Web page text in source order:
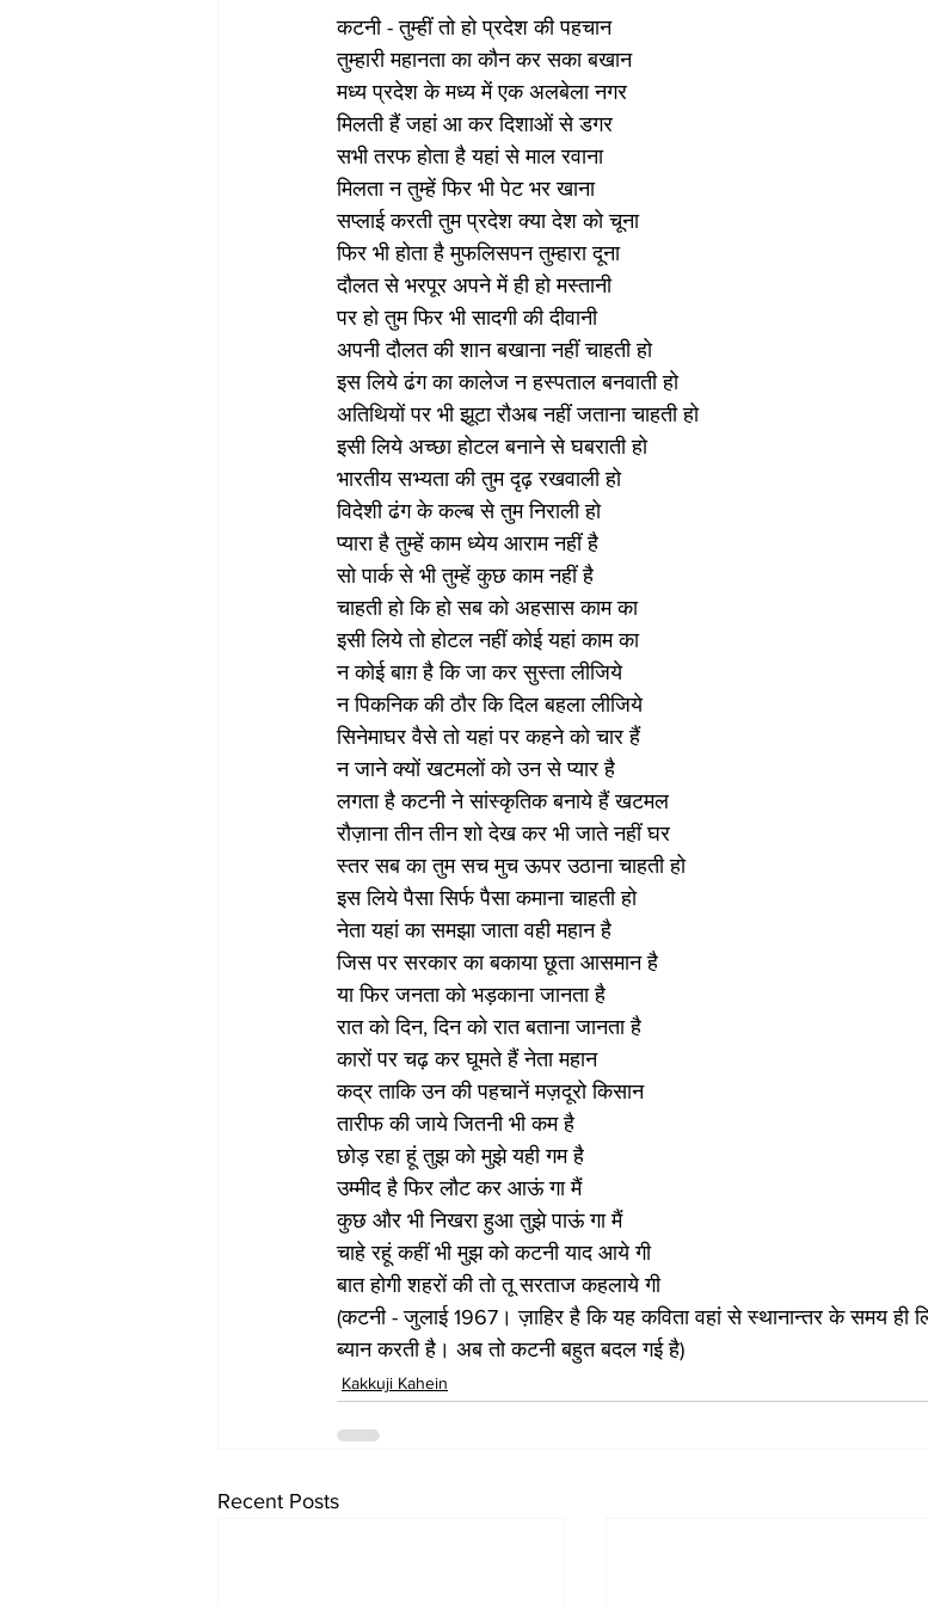
कटनी - तुम्हीं तो हो प्रदेश की पहचान
तुम्हारी महानता का कौन कर सका बखान
मध्य प्रदेश के मध्य में एक अलबेला नगर
मिलती हैं जहां आ कर दिशाओं से डगर
सभी तरफ होता है यहां से माल रवाना
मिलता न तुम्हें फिर भी पेट भर खाना
सप्लाई करती तुम प्रदेश क्या देश को चूना
फिर भी होता है मुफलिसपन तुम्हारा दूना
दौलत से भरपूर अपने में ही हो मस्तानी
पर हो तुम फिर भी सादगी की दीवानी
अपनी दौलत की शान बखाना नहीं चाहती हो
इस लिये ढंग का कालेज न हस्पताल बनवाती हो
अतिथियों पर भी झूटा रौअब नहीं जताना चाहती हो
इसी लिये अच्छा होटल बनाने से घबराती हो
भारतीय सभ्यता की तुम दृढ़ रखवाली हो
विदेशी ढंग के कल्ब से तुम निराली हो
प्यारा है तुम्हें काम ध्येय आराम नहीं है
सो पार्क से भी तुम्हें कुछ काम नहीं है
चाहती हो कि हो सब को अहसास काम का
इसी लिये तो होटल नहीं कोई यहां काम का
न कोई बाग़ है कि जा कर सुस्ता लीजिये
न पिकनिक की ठौर कि दिल बहला लीजिये
सिनेमाघर वैसे तो यहां पर कहने को चार हैं
न जाने क्यों खटमलों को उन से प्यार है
लगता है कटनी ने सांस्कृतिक बनाये हैं खटमल
रौज़ाना तीन तीन शो देख कर भी जाते नहीं घर
स्तर सब का तुम सच मुच ऊपर उठाना चाहती हो
इस लिये पैसा सिर्फ पैसा कमाना चाहती हो
नेता यहां का समझा जाता वही महान है
जिस पर सरकार का बकाया छूता आसमान है
या फिर जनता को भड़काना जानता है
रात को दिन, दिन को रात बताना जानता है
कारों पर चढ़ कर घूमते हैं नेता महान
कद्र ताकि उन की पहचानें मज़दूरो किसान
तारीफ की जाये जितनी भी कम है
छोड़ रहा हूं तुझ को मुझे यही गम है
उम्मीद है फिर लौट कर आऊं गा मैं
कुछ और भी निखरा हुआ तुझे पाऊं गा मैं
चाहे रहूं कहीं भी मुझ को कटनी याद आये गी
बात होगी शहरों की तो तू सरताज कहलाये गी
(कटनी - जुलाई 1967। ज़ाहिर है कि यह कविता वहां से स्थानान्तर के समय
ब्यान करती है। अब तो कटनी बहुत बदल गई है)
Kakkuji Kahein
Recent Posts